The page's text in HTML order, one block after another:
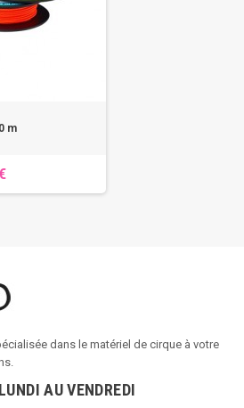
m
dans le matériel de cirque à votre
AU VENDREDI